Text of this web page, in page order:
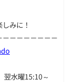
みに！
－－－－－－－
翌水曜15:10～